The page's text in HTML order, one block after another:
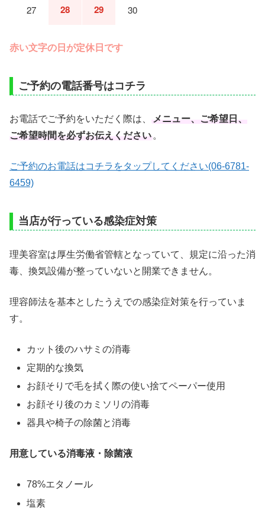
27 28 29 30
赤い文字の日が定休日です
ご予約の電話番号はコチラ
お電話でご予約をいただく際は、
メニュー、ご希望日、
ご希望時間を必ずお伝えください 。
ご予約のお電話はコチラをタップしてください(06-6781-
6459)
当店が行っている感染症対策
理美容室は厚生労働省管轄となっていて、規定に沿った消
毒、換気設備が整っていないと開業できません。
理容師法を基本としたうえでの感染症対策を行っていま
す。
カット後のハサミの消毒
定期的な換気
お顔そりで毛を拭く際の使い捨てペーパー使用
お顔そり後のカミソリの消毒
器具や椅子の除菌と消毒
用意している消毒液・除菌液
78%エタノール
塩素